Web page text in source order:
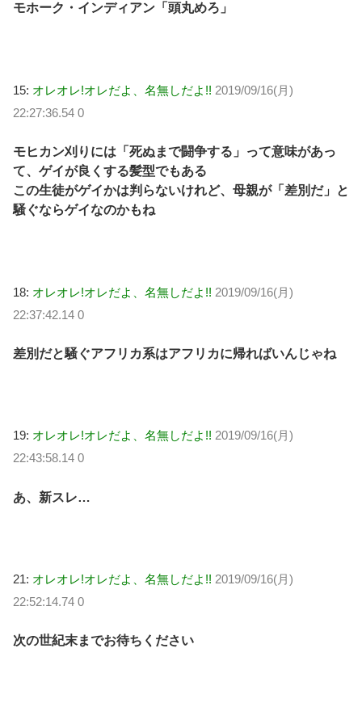
モホーク・インディアン「頭丸めろ」
15: オレオレ!オレだよ、名無しだよ!! 2019/09/16(月)
22:27:36.54 0
モヒカン刈りには「死ぬまで闘争する」って意味があっ
て、ゲイが良くする髪型でもある
この生徒がゲイかは判らないけれど、母親が「差別だ」と
騒ぐならゲイなのかもね
18: オレオレ!オレだよ、名無しだよ!! 2019/09/16(月)
22:37:42.14 0
差別だと騒ぐアフリカ系はアフリカに帰ればいんじゃね
19: オレオレ!オレだよ、名無しだよ!! 2019/09/16(月)
22:43:58.14 0
あ、新スレ…
21: オレオレ!オレだよ、名無しだよ!! 2019/09/16(月)
22:52:14.74 0
次の世紀末までお待ちください